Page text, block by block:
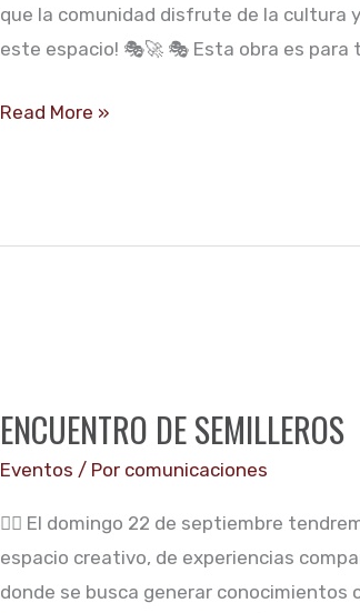
que la comunidad disfrute de la cultura
este espacio! 🎭🚀 🎭 Esta obra es para
LA
FLORIDA
Read More »
ENCUENTRO DE SEMILLEROS
Eventos / Por comunicaciones
👉🏼 El domingo 22 de septiembre
espacio creativo, de experiencias
donde se busca generar conocimientos
SEMILLEROS